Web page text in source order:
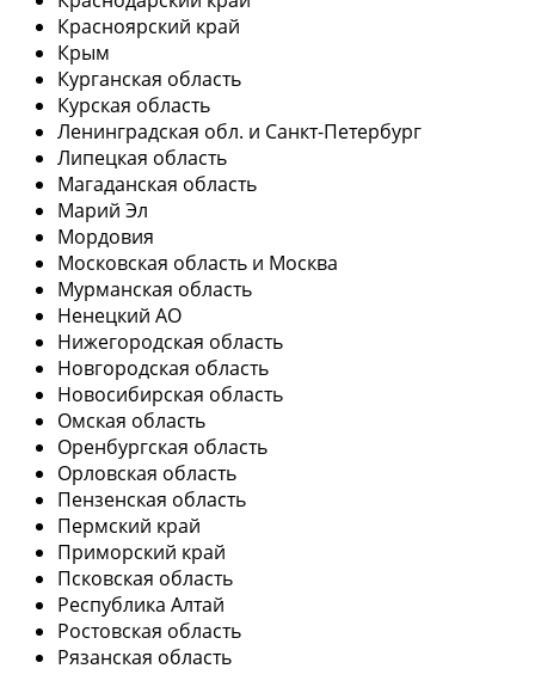
Красноярский край
Крым
Курганская область
Курская область
Ленинградская обл. и Санкт-Петербург
Липецкая область
Магаданская область
Марий Эл
Мордовия
Московская область и Москва
Мурманская область
Ненецкий АО
Нижегородская область
Новгородская область
Новосибирская область
Омская область
Оренбургская область
Орловская область
Пензенская область
Пермский край
Приморский край
Псковская область
Республика Алтай
Ростовская область
Рязанская область